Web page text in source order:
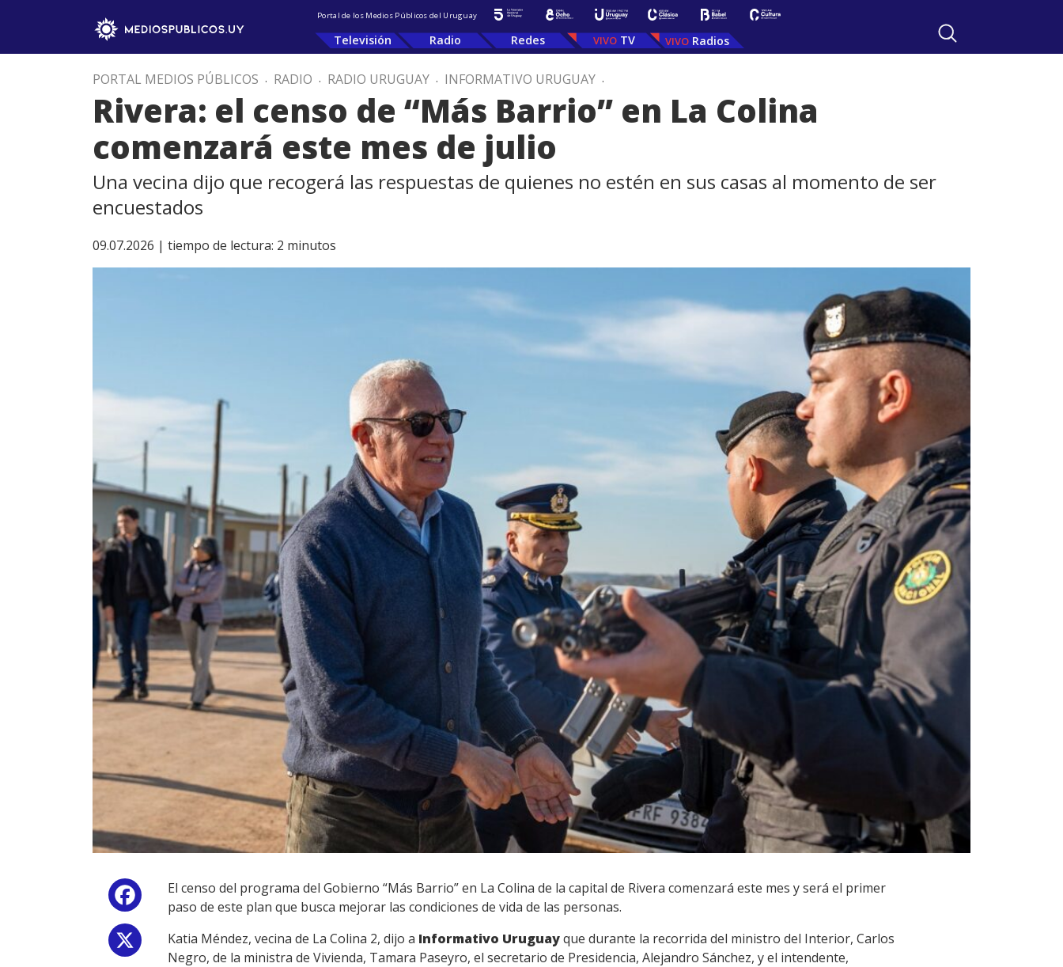
Portal de los Medios Públicos del Uruguay
Televisión Radio Redes TV Radios
PORTAL MEDIOS PÚBLICOS . RADIO . RADIO URUGUAY . INFORMATIVO URUGUAY .
Rivera: el censo de “Más Barrio” en La Colina
comenzará este mes de julio
Una vecina dijo que recogerá las respuestas de quienes no estén en sus casas al momento de ser
encuestados
09.07.2026 | tiempo de lectura: 2 minutos
Facebook
El censo del programa del Gobierno “Más Barrio” en La Colina de la capital de Rivera comenzará este mes y será el primer
paso de este plan que busca mejorar las condiciones de vida de las personas.
Katia Méndez, vecina de La Colina 2, dijo a Informativo Uruguayque durante la recorrida del ministro del Interior, Carlos
Negro, de la ministra de Vivienda, Tamara Paseyro, el secretario de Presidencia, Alejandro Sánchez, y el intendente,